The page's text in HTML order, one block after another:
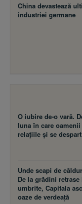
China devastează
industriei germane
O iubire de-o vară.
luna în care
relațiile și se despart
Unde scapi de
De la grădini retrase
umbrite, Capitala
oaze de verdeață